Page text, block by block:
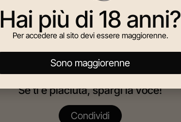
Se ti è piaciuta, spargi la voce!
Condividi
Hai più di 18 anni?
Per accedere al sito devi essere maggiorenne.
Sono maggiorenne